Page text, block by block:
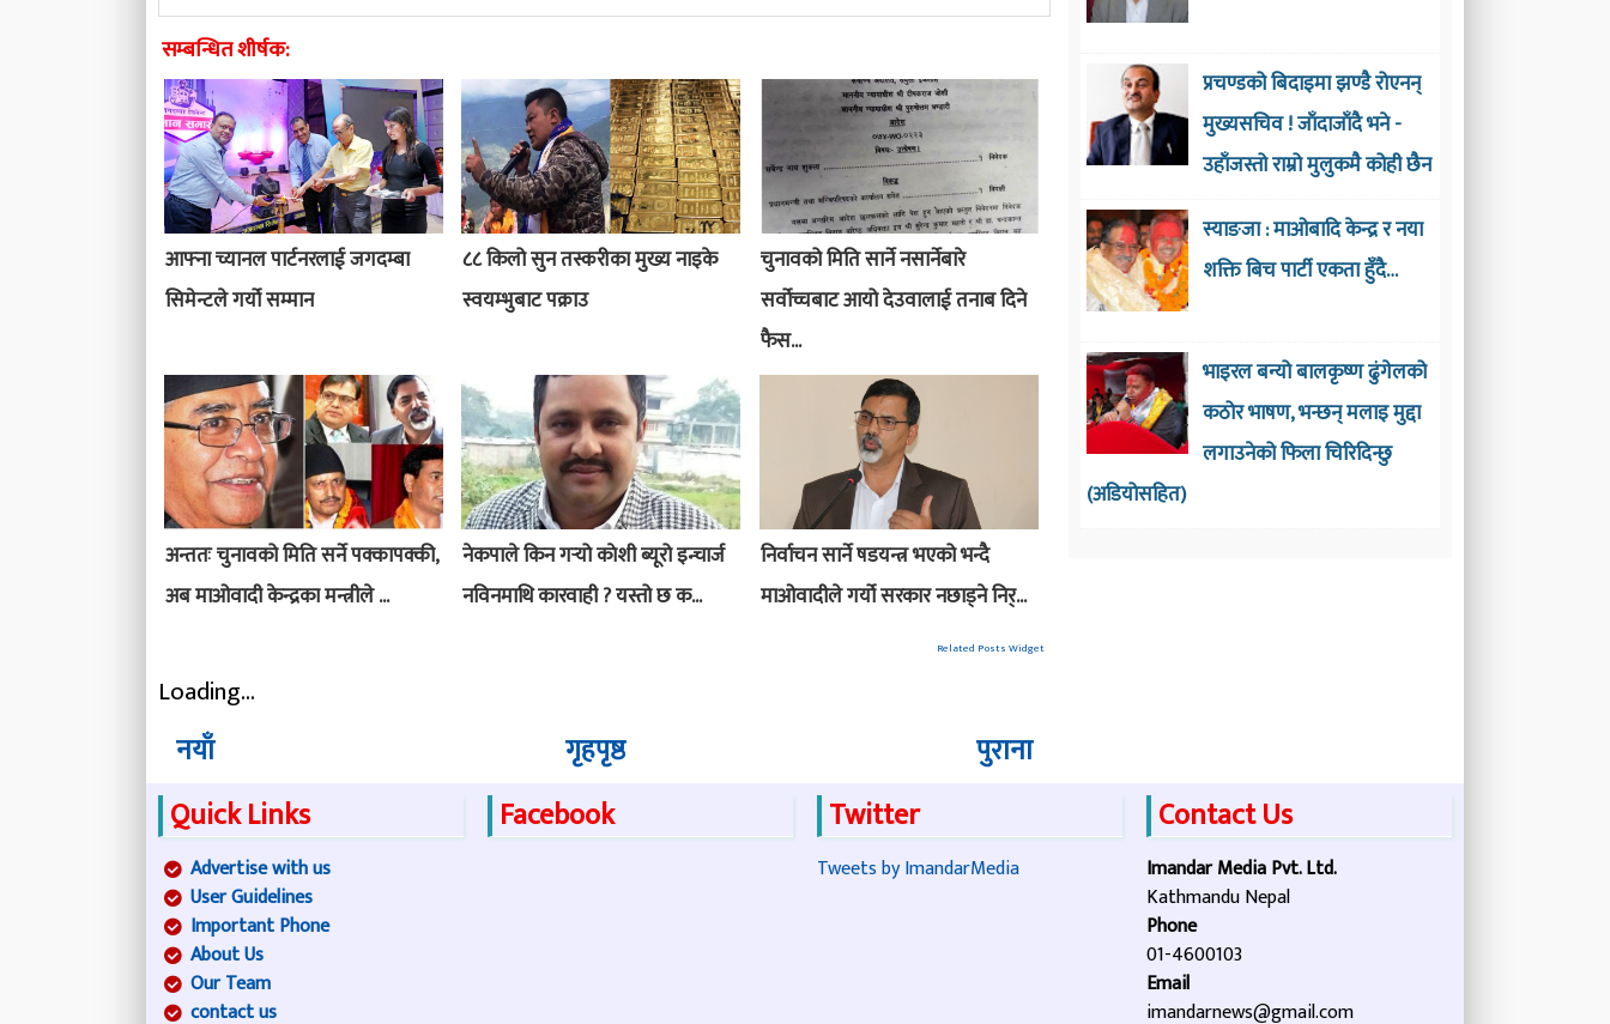
सम्बन्धित शीर्षक:
आफ्ना च्यानल पार्टनरलाई जगदम्बा
सिमेन्टले गर्यो सम्मान
८८ किलो सुन तस्करीका मुख्य नाइके
स्वयम्भुबाट पक्राउ
चुनावको मिति सार्ने नसार्नेबारे
सर्वोच्चबाट आयो देउवालाई तनाब दिने
फैस...
अन्ततः चुनावको मिति सर्ने पक्कापक्की,
अब माओवादी केन्द्रका मन्त्रीले ...
नेकपाले किन गर्‍यो काेशी ब्यूरो इन्चार्ज
नविनमाथि कारवाही ? यस्तो छ क...
निर्वाचन सार्ने षडयन्त्र भएको भन्दै
माओवादीले गर्यो सरकार नछाड्ने निर्...
Related Posts Widget
Loading...
नयाँ पुराना
गृहपृष्ठ
प्रचण्डको बिदाइमा झण्डै रोएनन्
मुख्यसचिव ! जाँदाजाँदै भने -
उहाँजस्तो राम्रो मुलुकमै कोही छैन
स्याङजा : माओबादि केन्द्र र नया
शक्ति बिच पार्टी एकता हुँदै…
भाइरल बन्यो बालकृष्ण ढुंगेलको
कठोर भाषण, भन्छन् मलाइ मुद्दा
लगाउनेको फिला चिरिदिन्छु
(अडियोसहित)
Quick Links
Advertise with us
User Guidelines
Important Phone
About Us
Our Team
contact us
Facebook Twitter
Tweets by ImandarMedia
Contact Us
Imandar Media Pvt. Ltd.
Kathmandu Nepal
Phone
01-4600103
Email
imandarnews@gmail.com